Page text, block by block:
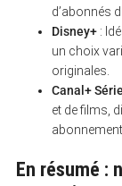
d’abonnés
Disney+:
un choix
originales.
Canal+
et de films,
En résumé :